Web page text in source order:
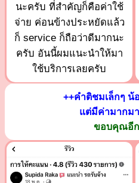
นะครับ ที่สำคัญก็คือค่าใช้
จ่าย ค่อนข้างประหยัดแล้ว
ก็ service ก็ถือว่าดีมากนะ
ครับ อันนี้ผมแนะนำให้มา
ใช้บริการเลยครับ
++คำติชมเล็กๆ น้
แต่มีค่ามากม
ขอบคุณอี